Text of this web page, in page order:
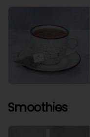
Smoothies